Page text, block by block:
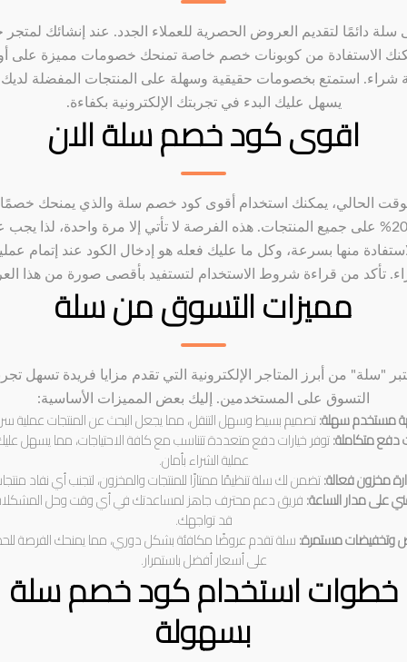
دائمًا لتقديم العروض الحصرية للعملاء الجدد. عند إنشائك لمتجر
الاستفادة من كوبونات خصم خاصة تمنحك خصومات مميزة على
شراء. استمتع بخصومات حقيقية وسهلة على المنتجات المفضلة
يسهل عليك البدء في تجربتك الإلكترونية بكفاءة.
اقوى كود خصم سلة الان
الحالي، يمكنك استخدام أقوى كود خصم سلة والذي يمنحك
إلى 20% على جميع المنتجات. هذه الفرصة لا تأتي إلا مرة واحدة، لذا يجب
منها بسرعة، وكل ما عليك فعله هو إدخال الكود عند إتمام
تأكد من قراءة شروط الاستخدام لتستفيد بأقصى صورة من هذا
مميزات التسوق من سلة
"سلة" من أبرز المتاجر الإلكترونية التي تقدم مزايا فريدة تسهل
التسوق على المستخدمين. إليك بعض المميزات الأساسية:
مستخدم سهلة:تصميم بسيط وسهل التنقل، مما يجعل البحث عن المنتجات عملية
متكاملة:توفر خيارات دفع متعددة تتناسب مع كافة الاحتياجات، مما يسهل
عملية الشراء بأمان.
مخزون فعالة:تضمن لك سلة تنظيمًا ممتازًا للمنتجات والمخزون، لتجنب أي نفاد
على مدار الساعة:فريق دعم محترف جاهز لمساعدتك في أي وقت وحل
قد تواجهك.
وتخفيضات مستمرة:سلة تقدم عروضًا مكافئة بشكل دوري، مما يمنحك الفرصة
على أسعار أفضل باستمرار.
خطوات استخدام كود خصم سلة
بسهولة